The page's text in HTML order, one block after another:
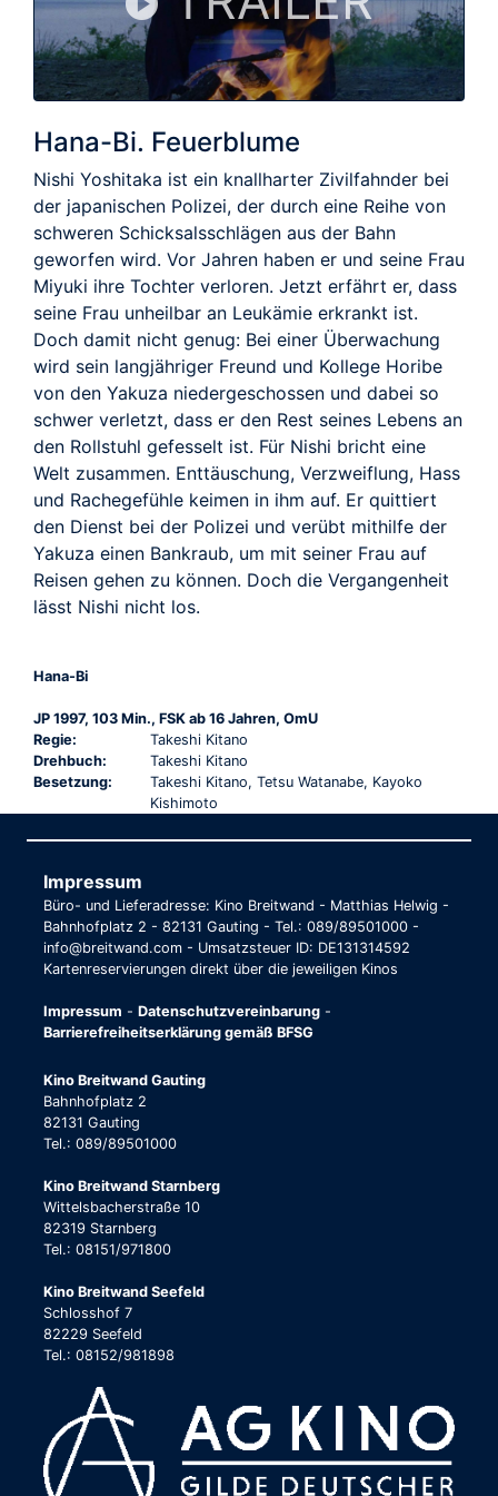
Hana-Bi. Feuerblume
Nishi Yoshitaka ist ein knallharter Zivilfahnder bei
der japanischen Polizei, der durch eine Reihe von
schweren Schicksalsschlägen aus der Bahn
geworfen wird. Vor Jahren haben er und seine Frau
Miyuki ihre Tochter verloren. Jetzt erfährt er, dass
seine Frau unheilbar an Leukämie erkrankt ist.
Doch damit nicht genug: Bei einer Überwachung
wird sein langjähriger Freund und Kollege Horibe
von den Yakuza niedergeschossen und dabei so
schwer verletzt, dass er den Rest seines Lebens an
den Rollstuhl gefesselt ist. Für Nishi bricht eine
Welt zusammen. Enttäuschung, Verzweiflung, Hass
und Rachegefühle keimen in ihm auf. Er quittiert
den Dienst bei der Polizei und verübt mithilfe der
Yakuza einen Bankraub, um mit seiner Frau auf
Reisen gehen zu können. Doch die Vergangenheit
lässt Nishi nicht los.
Hana-Bi
JP 1997, 103 Min., FSK ab 16 Jahren, OmU
Regie:
Takeshi Kitano
Drehbuch:
Takeshi Kitano
Besetzung:
Takeshi Kitano, Tetsu Watanabe, Kayoko
Kishimoto
Impressum
Büro- und Lieferadresse: Kino Breitwand - Matthias Helwig -
Bahnhofplatz 2 - 82131 Gauting - Tel.: 089/89501000 -
info@breitwand.com - Umsatzsteuer ID: DE131314592
Kartenreservierungen direkt über die jeweiligen Kinos
Impressum - Datenschutzvereinbarung -
Barrierefreiheitserklärung gemäß BFSG
Kino Breitwand Gauting
Bahnhofplatz 2
82131 Gauting
Tel.: 089/89501000
Kino Breitwand Starnberg
Wittelsbacherstraße 10
82319 Starnberg
Tel.: 08151/971800
Kino Breitwand Seefeld
Schlosshof 7
82229 Seefeld
Tel.: 08152/981898